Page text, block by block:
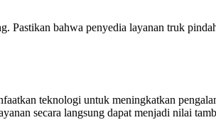
Pastikan bahwa penyedia layanan truk
teknologi untuk meningkatkan
secara langsung dapat menjadi nilai